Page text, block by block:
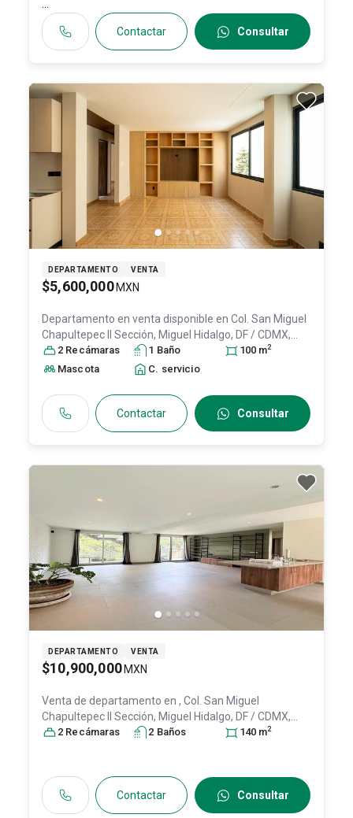
...
Contactar Consultar
DEPARTAMENTO VENTA
$5,600,000 MXN
Departamento en venta disponible en Col. San Miguel
Chapultepec II Sección, Miguel Hidalgo, DF / CDMX,
México, C.P. 11850 , ID:31384736
2 Recámaras 1 Baño 100 m2
Mascota C. servicio
Contactar Consultar
DEPARTAMENTO VENTA
$10,900,000 MXN
Venta de departamento en , Col. San Miguel
Chapultepec II Sección, Miguel Hidalgo, DF / CDMX,
México, C.P. 11850 , ID:31347413
2 Recámaras 2 Baños 140 m2
Contactar Consultar